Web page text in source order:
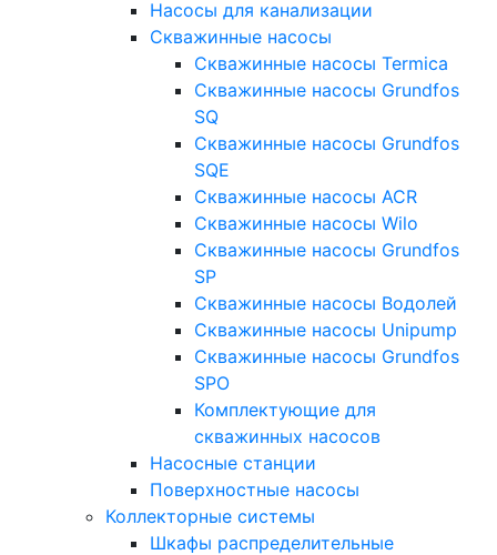
Насосы для канализации
Скважинные насосы
Скважинные насосы Termica
Скважинные насосы Grundfos
SQ
Скважинные насосы Grundfos
SQE
Скважинные насосы ACR
Скважинные насосы Wilo
Скважинные насосы Grundfos
SP
Скважинные насосы Водолей
Скважинные насосы Unipump
Скважинные насосы Grundfos
SPO
Комплектующие для
скважинных насосов
Насосные станции
Поверхностные насосы
Коллекторные системы
Шкафы распределительные